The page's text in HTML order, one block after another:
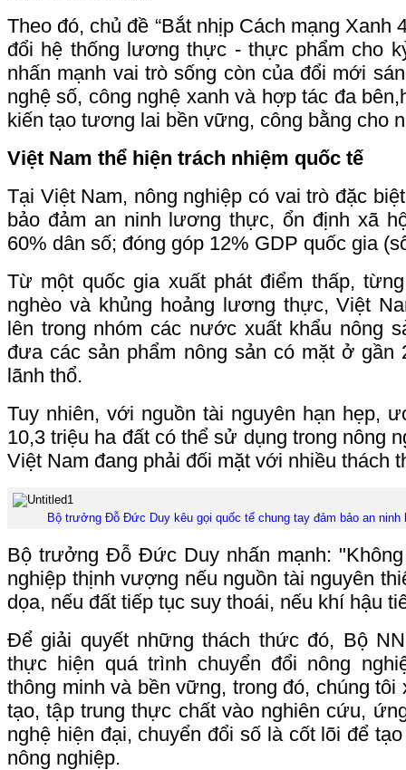
Theo đó, chủ đề “Bắt nhịp Cách mạng Xanh
đổi hệ thống lương thực - thực phẩm cho
nhấn mạnh vai trò sống còn của đổi mới
nghệ số, công nghệ xanh và hợp tác đa
kiến tạo tương lai bền vững, công bằng cho
Việt Nam thể hiện trách nhiệm quốc tế
Tại Việt Nam, nông nghiệp có vai trò đặc
bảo đảm an ninh lương thực, ổn định xã
60% dân số; đóng góp 12% GDP quốc gia
Từ một quốc gia xuất phát điểm thấp,
nghèo và khủng hoảng lương thực, Việt
lên trong nhóm các nước xuất khẩu nông
đưa các sản phẩm nông sản có mặt ở gần
lãnh thổ.
Tuy nhiên, với nguồn tài nguyên hạn hẹp,
10,3 triệu ha đất có thể sử dụng trong nông
Việt Nam đang phải đối mặt với nhiều thách
Bộ trưởng Đỗ Đức Duy kêu gọi quốc tế chung tay đảm bảo an
Bộ trưởng Đỗ Đức Duy nhấn mạnh:
nghiệp thịnh vượng nếu nguồn tài nguyên
dọa, nếu đất tiếp tục suy thoái, nếu khí hậu
Để giải quyết những thách thức đó, Bộ
thực hiện quá trình chuyển đổi nông
thông minh và bền vững, trong đó, chúng tôi
tạo, tập trung thực chất vào nghiên cứu,
nghệ hiện đại, chuyển đổi số là cốt lõi để
nông nghiệp.